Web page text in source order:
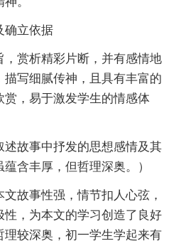
立依据
赏析精彩片断，并有感情地
描写细腻传神，且具有丰富的
赏，易于激发学生的情感体
故事中抒发的思想感情及其
含丰厚，但哲理深奥。）
故事性强，情节扣人心弦，
，为本文的学习创造了良好
理较深奥，初一学生学起来有